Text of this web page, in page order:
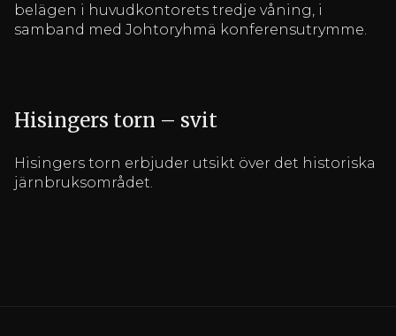
belägen i huvudkontorets tredje våning, i
samband med Johtoryhmä konferensutrymme.
Hisingers torn – svit
Hisingers torn erbjuder utsikt över det historiska
järnbruksområdet.